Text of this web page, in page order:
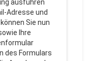
ausführen
Adresse und
Sie nun
Ihre
des Formulars